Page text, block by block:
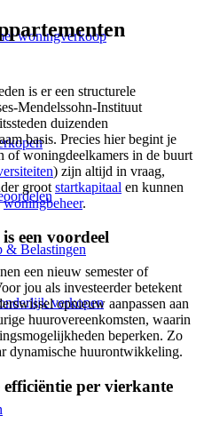
woningverkoop
& Belastingen
verkopen
is er een structurele
Mendelssohn-Instituut
duizenden
basis. Precies hier begint je
of woningdeelkamers in de buurt
) zijn altijd in vraag,
groot startkapitaal en kunnen
woningbeheer.
een voordeel
een nieuw semester of
jou als investeerder betekent
opnieuw aanpassen aan
huurovereenkomsten, waarin
beperken. Zo
dynamische huurontwikkeling.
per vierkante